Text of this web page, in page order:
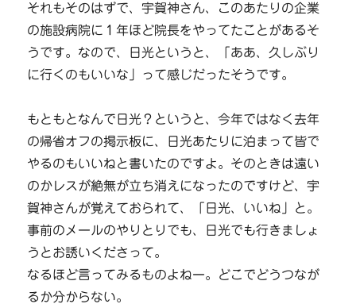
それもそのはずで、宇賀神さん、このあたりの企業
の施設病院に１年ほど院長をやってたことがあるそ
うです。なので、日光というと、「ああ、久しぶり
に行くのもいいな」って感じだったそうです。
もともとなんで日光？というと、今年ではなく去年
の帰省オフの掲示板に、日光あたりに泊まって皆で
やるのもいいねと書いたのですよ。そのときは遠い
のかレスが絶無が立ち消えになったのですけど、宇
賀神さんが覚えておられて、「日光、いいね」と。
事前のメールのやりとりでも、日光でも行きましょ
うとお誘いくださって。
なるほど言ってみるものよねー。どこでどうつなが
るか分からない。